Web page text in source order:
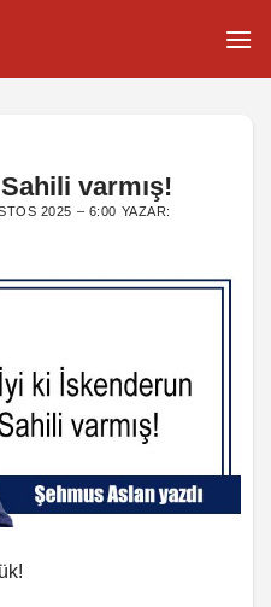
varmış!
2025 – 6:00 YAZAR: